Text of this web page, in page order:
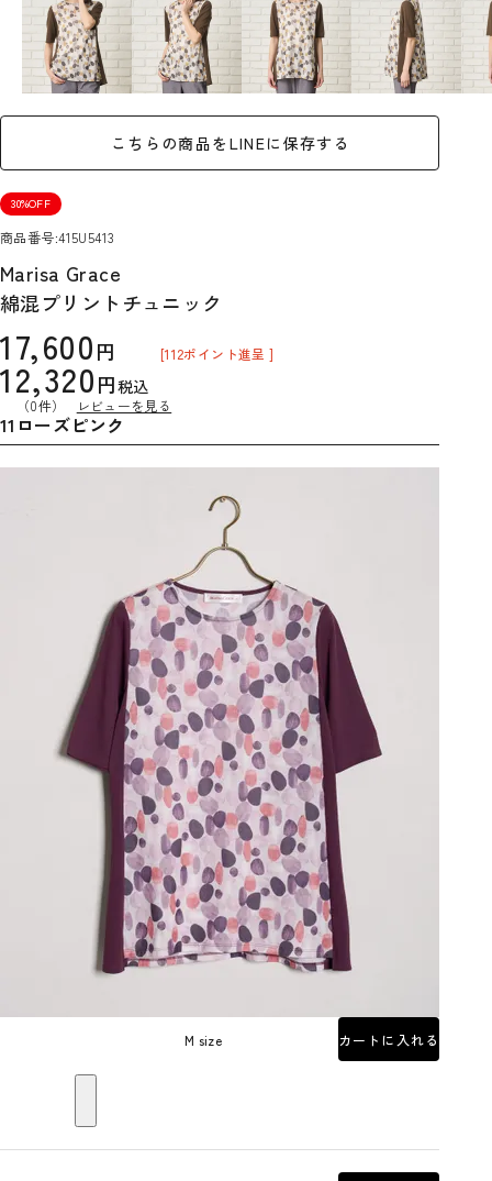
こちらの商品をLINEに保存する
30%OFF
商品番号 415U5413
Marisa Grace
綿混プリントチュニック
17,600
12,320 税込
[112ポイント進呈 ]
（0件） レビューを見る
11ローズピンク
M size カートに入れる